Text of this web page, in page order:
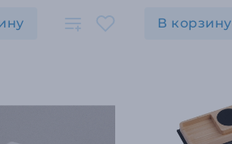
В корзину